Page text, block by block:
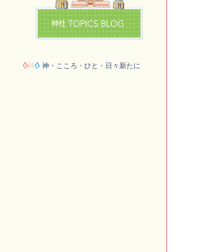
神・こころ・ひと・日々新たに